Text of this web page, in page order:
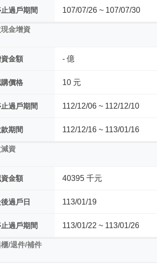
過戶期間 107/07/26 ~ 107/07/30
金增資
金額 - 億
價格 10 元
過戶期間 112/12/06 ~ 112/12/10
期間 112/12/16 ~ 113/01/16
資
金額 40395 千元
過戶日 113/01/19
過戶期間 113/01/22 ~ 113/01/26
/退件/補件